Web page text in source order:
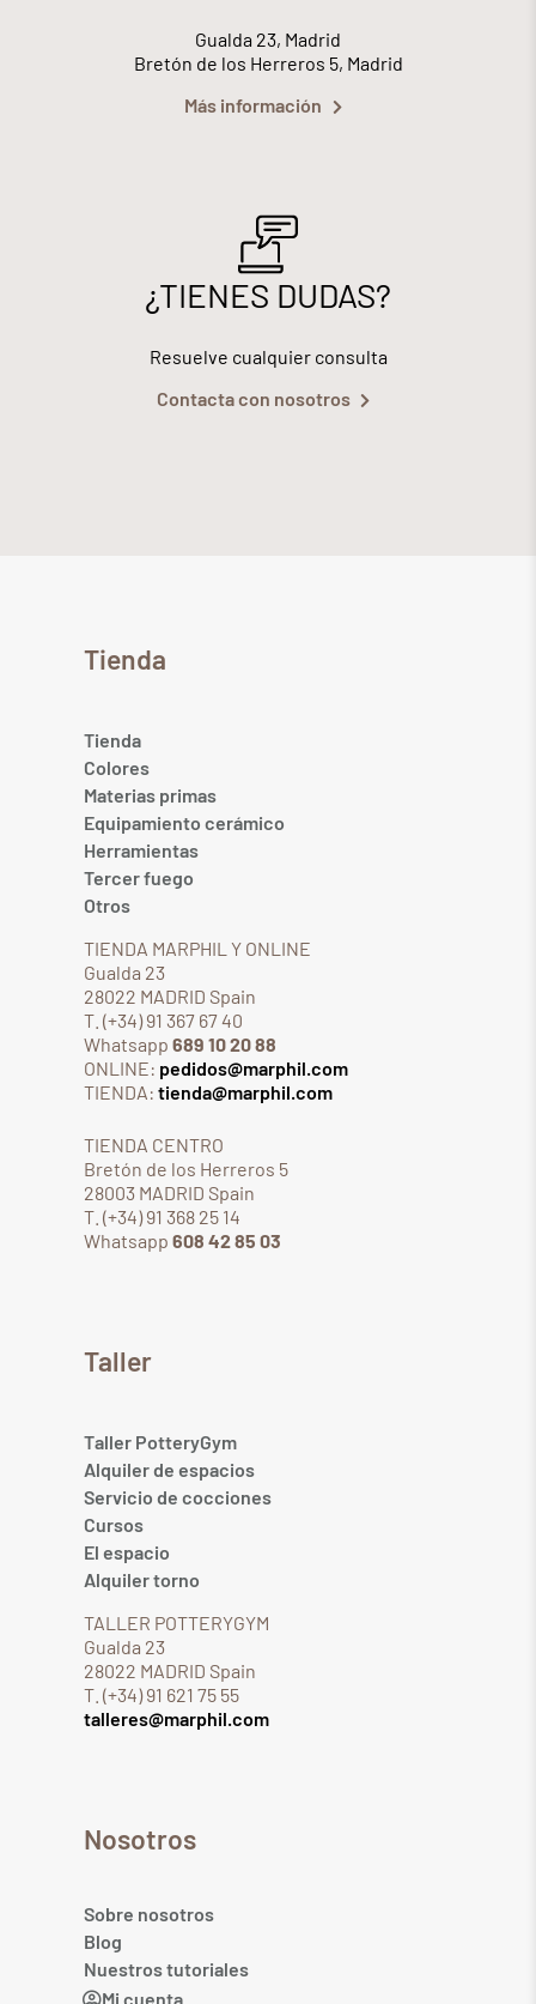
Gualda 23, Madrid
Bretón de los Herreros 5, Madrid
Más información
¿TIENES DUDAS?
Resuelve cualquier consulta
Contacta con nosotros
Tienda
Tienda
Colores
Materias primas
Equipamiento cerámico
Herramientas
Tercer fuego
Otros
TIENDA MARPHIL Y ONLINE
Gualda 23
28022 MADRID Spain
T. (+34) 91 367 67 40
Whatsapp 689 10 20 88
ONLINE: pedidos@marphil.com
TIENDA: tienda@marphil.com
TIENDA CENTRO
Bretón de los Herreros 5
28003 MADRID Spain
T. (+34) 91 368 25 14
Whatsapp 608 42 85 03
Taller
Taller PotteryGym
Alquiler de espacios
Servicio de cocciones
Cursos
El espacio
Alquiler torno
TALLER POTTERYGYM
Gualda 23
28022 MADRID Spain
T. (+34) 91 621 75 55
talleres@marphil.com
Nosotros
Sobre nosotros
Blog
Nuestros tutoriales
Mi cuenta